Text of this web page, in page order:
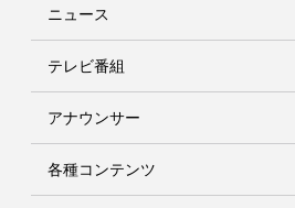
ニュース
テレビ番組
アナウンサー
各種コンテンツ